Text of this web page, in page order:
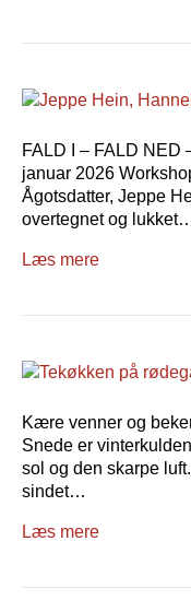
FALD I – FALD NED
januar 2026
Ågotsdatter, Jeppe
overtegnet og
Læs mere
Kære venner og
Snede er
sol og den skarpe
sindet…
Læs mere